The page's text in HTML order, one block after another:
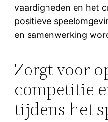
vaardigheden en het
positieve
en samenwerking
Zorgt voor
competitie
tijdens het